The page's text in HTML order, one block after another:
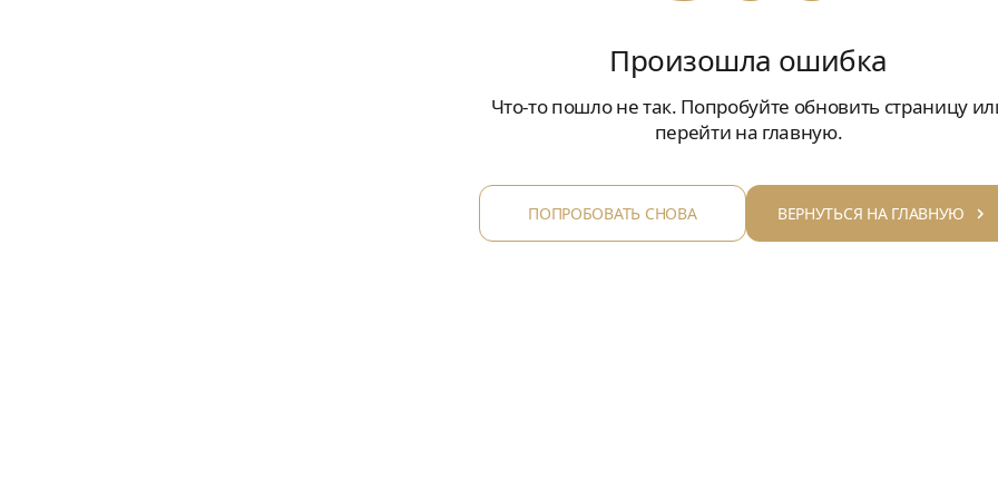
Произошла ошибка
Что-то пошло не так. Попробуйте обновить страницу
перейти на главную.
ПОПРОБОВАТЬ СНОВА ВЕРНУТЬСЯ НА ГЛАВНУЮ